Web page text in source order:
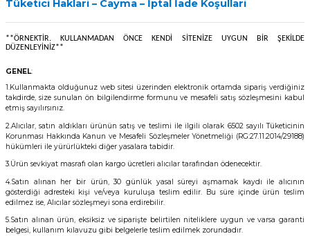
Tüketici Haklari – Cayma – İptal İade Koşullari
**ÖRNEKTİR. KULLANMADAN ÖNCE KENDİ SİTENİZE UYGUN BİR ŞEKİLDE
DÜZENLEYİNİZ**
GENEL:
1.Kullanmakta olduğunuz web sitesi üzerinden elektronik ortamda sipariş verdiğiniz
takdirde, size sunulan ön bilgilendirme formunu ve mesafeli satış sözleşmesini kabul
etmiş sayılırsınız.
2.Alıcılar, satın aldıkları ürünün satış ve teslimi ile ilgili olarak 6502 sayılı Tüketicinin
Korunması Hakkında Kanun ve Mesafeli Sözleşmeler Yönetmeliği (RG:27.11.2014/29188)
hükümleri ile yürürlükteki diğer yasalara tabidir.
3.Ürün sevkiyat masrafı olan kargo ücretleri alıcılar tarafından ödenecektir.
4.Satın alınan her bir ürün, 30 günlük yasal süreyi aşmamak kaydı ile alıcının
gösterdiği adresteki kişi ve/veya kuruluşa teslim edilir. Bu süre içinde ürün teslim
edilmez ise, Alıcılar sözleşmeyi sona erdirebilir.
5.Satın alınan ürün, eksiksiz ve siparişte belirtilen niteliklere uygun ve varsa garanti
belgesi, kullanım kılavuzu gibi belgelerle teslim edilmek zorundadır.